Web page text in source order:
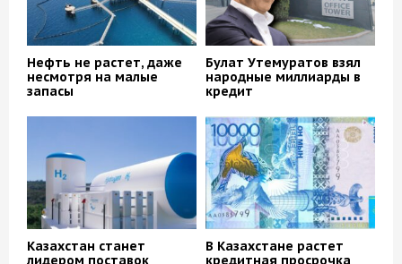
Нефть не растет, даже
несмотря на малые
запасы
Булат Утемуратов взял
народные миллиарды в
кредит
Казахстан станет
лидером поставок
В Казахстане растет
кредитная просрочка